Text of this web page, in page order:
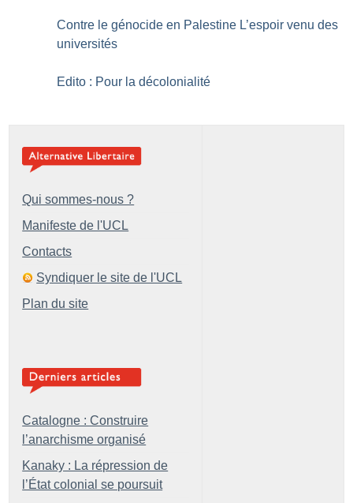
Contre le génocide en Palestine L’espoir venu des
universités
Edito : Pour la décolonialité
Qui sommes-nous ?
Manifeste de l'UCL
Contacts
Syndiquer le site de l'UCL
Plan du site
Catalogne : Construire
l’anarchisme organisé
Kanaky : La répression de
l’État colonial se poursuit